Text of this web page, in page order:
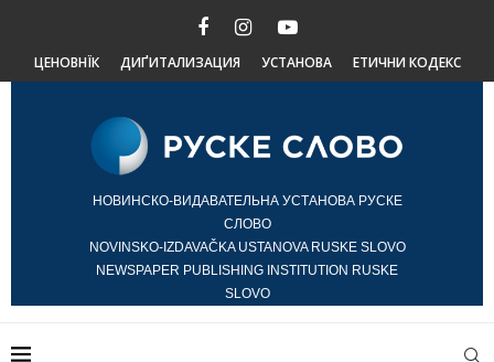
ЦЕНОВНЇК ДИҐИТАЛИЗАЦИЯ УСТАНОВА ЕТИЧНИ КОДЕКС
НОВИНСКО-ВИДАВАТЕЛЬНА УСТАНОВА РУСКЕ
СЛОВО
NOVINSKO-IZDAVAČKA USTANOVA RUSKE SLOVO
NEWSPAPER PUBLISHING INSTITUTION RUSKE
SLOVO